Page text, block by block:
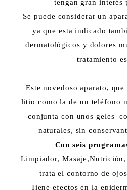
tengan gran interés
Se puede considerar un
ya que esta indicado
dermatológicos y dolores
tratamiento
Este novedoso aparato,
litio como la de un teléfono
conjunta con unos geles
naturales, sin
Con seis
Limpiador,
trata el contorno de
Tiene efectos en la